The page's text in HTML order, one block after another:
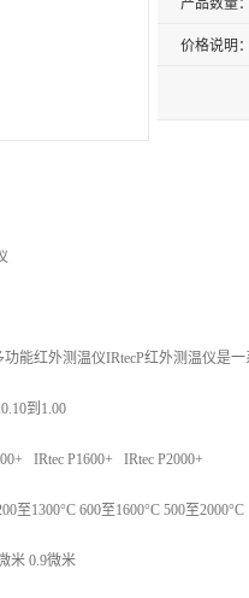
产品数量：
价格说明：
功能红外测温仪IRtecP红外测温仪是
到1.00
IRtec P1600+ IRtec P2000+
至1300°C 600至1600°C 500至2000°C
米 0.9微米